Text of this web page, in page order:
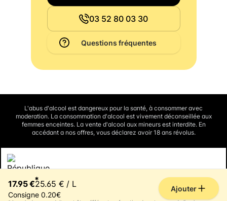
17.95 €*
25.65 € / L
Consigne 0.20€
Ajouter
03 52 80 03 30
Questions fréquentes
L'abus d'alcool est dangereux pour la santé, à consommer avec
moderation. La consommation d'alcool est vivement déconseillée aux
femmes enceintes. La vente d'alcool aux mineurs est interdite. En
accédant a nos offres, vous déclarez avoir 18 ans révolus.
La preuve de majorité de l'acheteur est exigée au moment de la vente en
ligne.
CODE DE LA SANTE PUBLIQUE, ART. L3342-1 et L3353-3